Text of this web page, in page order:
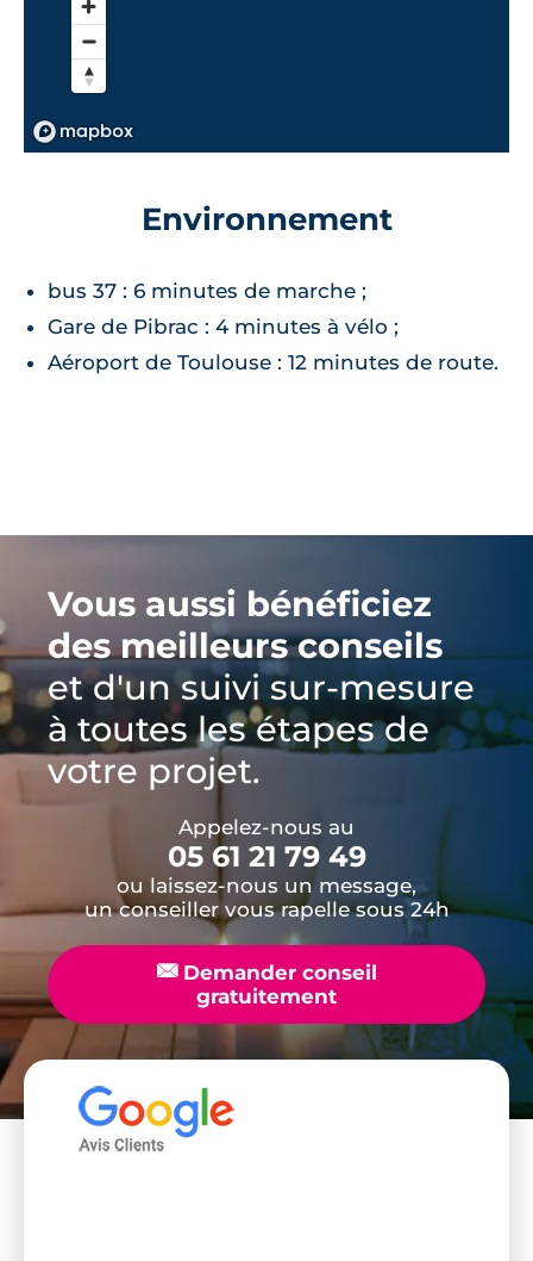
Environnement
bus 37 : 6 minutes de marche ;
Gare de Pibrac : 4 minutes à vélo ;
Aéroport de Toulouse : 12 minutes de route.
Vous aussi bénéficiez
des meilleurs conseils
et d'un suivi sur-mesure
à toutes les étapes de
votre projet.
Appelez-nous au
05 61 21 79 49
ou laissez-nous un message,
un conseiller vous rapelle sous 24h
📧Demander conseil
gratuitement